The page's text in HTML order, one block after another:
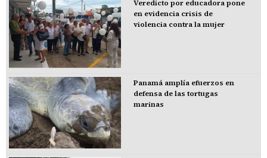
Veredicto por educadora pone
en evidencia crisis de
violencia contra la mujer
Panamá amplía efuerzos en
defensa de las tortugas
marinas